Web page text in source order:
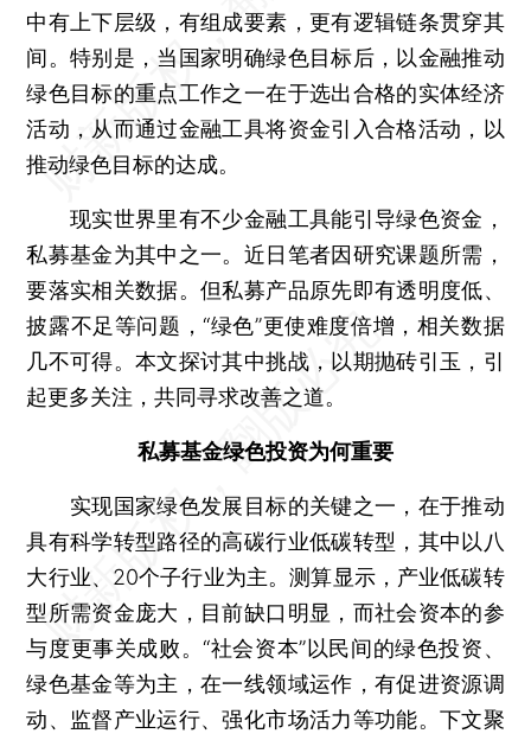
中有上下层级，有组成要素，更有逻辑链条贯穿其
间。特别是，当国家明确绿色目标后，以金融推动
绿色目标的重点工作之一在于选出合格的实体经济
活动，从而通过金融工具将资金引入合格活动，以
推动绿色目标的达成。
现实世界里有不少金融工具能引导绿色资金，
私募基金为其中之一。近日笔者因研究课题所需，
要落实相关数据。但私募产品原先即有透明度低、
披露不足等问题，“绿色”更使难度倍增，相关数据
几不可得。本文探讨其中挑战，以期抛砖引玉，引
起更多关注，共同寻求改善之道。
私募基金绿色投资为何重要
实现国家绿色发展目标的关键之一，在于推动
具有科学转型路径的高碳行业低碳转型，其中以八
大行业、20个子行业为主。测算显示，产业低碳转
型所需资金庞大，目前缺口明显，而社会资本的参
与度更事关成败。“社会资本”以民间的绿色投资、
绿色基金等为主，在一线领域运作，有促进资源调
动、监督产业运行、强化市场活力等功能。下文聚